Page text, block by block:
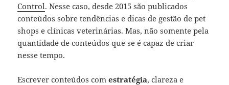
Control. Nesse caso, desde 2015 são publicados
conteúdos sobre tendências e dicas de gestão de pet
shops e clínicas veterinárias. Mas, não somente pela
quantidade de conteúdos que se é capaz de criar
nesse tempo.
Escrever conteúdos comestratégia, clareza e